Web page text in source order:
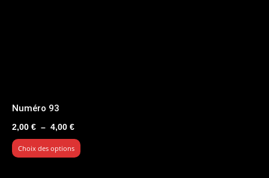
Numéro 93
2,00 € – 4,00 €Plage
de
prix :
Choix des options